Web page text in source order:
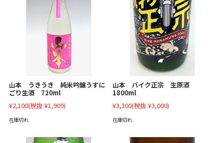
山本 うきうき 純米吟醸うすに
ごり生酒 720ml
¥2,100(税抜 ¥1,909)
在庫切れ
山本 バイク正宗 生原酒
1800ml
¥3,300(税抜 ¥3,000)
在庫切れ